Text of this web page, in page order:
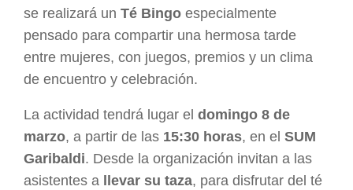
se realizará un Té Bingo especialmente
pensado para compartir una hermosa tarde
entre mujeres, con juegos, premios y un clima
de encuentro y celebración.
La actividad tendrá lugar el domingo 8 de
marzo, a partir de las 15:30 horas, en el SUM
Garibaldi. Desde la organización invitan a las
asistentes a
llevar su taza, para disfrutar del té